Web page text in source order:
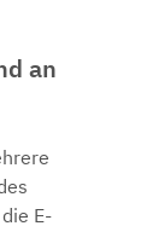
an
E-